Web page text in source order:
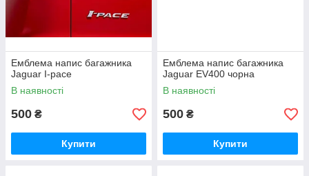
Емблема напис багажника
Jaguar I-pace
В наявності
500 ₴
Купити
Емблема напис багажника
Jaguar EV400 чорна
В наявності
500 ₴
Купити